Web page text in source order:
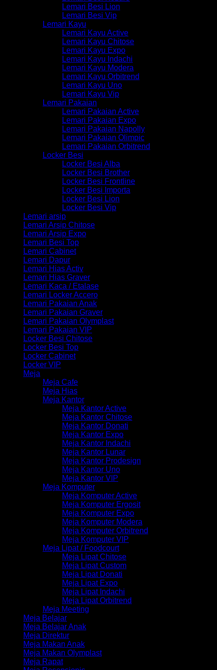
Lemari Besi Lion
Lemari Besi Vip
Lemari Kayu
Lemari Kayu Active
Lemari Kayu Chitose
Lemari Kayu Expo
Lemari Kayu Indachi
Lemari Kayu Modera
Lemari Kayu Orbitrend
Lemari Kayu Uno
Lemari Kayu Vip
Lemari Pakaian
Lemari Pakaian Active
Lemari Pakaian Expo
Lemari Pakaian Napolly
Lemari Pakaian Olimpic
Lemari Pakaian Orbitrend
Locker Besi
Locker Besi Alba
Locker Besi Brother
Locker Besi Frontline
Locker Besi Importa
Locker Besi Lion
Locker Besi Vip
Lemari arsip
Lemari Arsip Chitose
Lemari Arsip Expo
Lemari Besi Top
Lemari Cabinet
Lemari Dapur
Lemari Hias Activ
Lemari Hias Graver
Lemari Kaca / Etalase
Lemari Locker Accero
Lemari Pakaian Anak
Lemari Pakaian Graver
Lemari Pakaian Olymplast
Lemari Pakaian VIP
Locker Besi Chitose
Locker Besi Top
Locker Cabinet
Locker VIP
Meja
Meja Cafe
Meja Hias
Meja Kantor
Meja Kantor Active
Meja Kantor Chitose
Meja Kantor Donati
Meja Kantor Expo
Meja Kantor Indachi
Meja Kantor Lunar
Meja Kantor Prodesign
Meja Kantor Uno
Meja Kantor VIP
Meja Komputer
Meja Komputer Active
Meja Komputer Ergosit
Meja Komputer Expo
Meja Komputer Modera
Meja Komputer Orbitrend
Meja Komputer VIP
Meja Lipat / Foodcourt
Meja Lipat Chitose
Meja Lipat Custom
Meja Lipat Donati
Meja Lipat Expo
Meja Lipat Indachi
Meja Lipat Orbitrend
Meja Meeting
Meja Belajar
Meja Belajar Anak
Meja Direktur
Meja Makan Anak
Meja Makan Olymplast
Meja Rapat